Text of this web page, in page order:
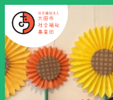
このページの本文へ